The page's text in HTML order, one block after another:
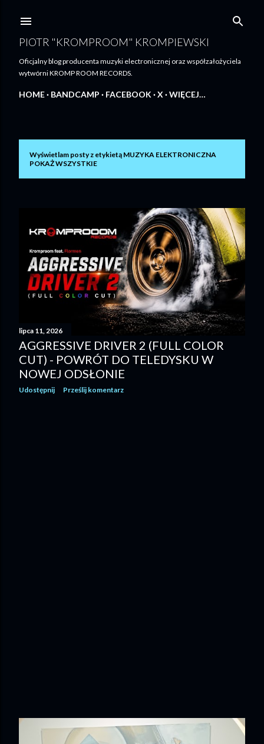
PIOTR "KROMPROOM" KROMPIEWSKI
Oficjalny blog producenta muzyki electronicznej oraz współzałożyciela
wytwórni KROMP ROOM RECORDS.
HOME BANDCAMP FACEBOOK X WIĘCEJ…
Wyświetlam posty z etykietą MUZYKA ELEKTRONICZNA
POKAŻ WSZYSTKIE
lipca 11, 2026
AGGRESSIVE DRIVER 2 (FULL COLOR
CUT) - POWRÓT DO TELEDYSKU W
NOWEJ ODSŁONIE
Udostępnij Prześlij komentarz